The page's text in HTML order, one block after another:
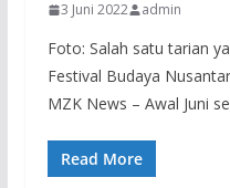
3 Juni 2022 admin
Foto: Salah satu tarian
Festival Budaya
MZK News – Awal Juni
Read More